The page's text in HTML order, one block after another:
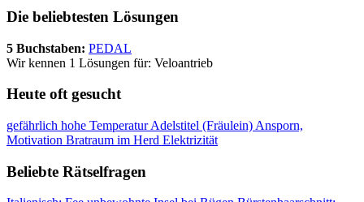
Die beliebtesten Lösungen
5 Buchstaben: PEDAL
Wir kennen 1 Lösungen für: Veloantrieb
Heute oft gesucht
gefährlich hohe TemperaturAdelstitel (Fräulein) Ansporn,
Motivation Bratraum im Herd Elektrizität
Beliebte Rätselfragen